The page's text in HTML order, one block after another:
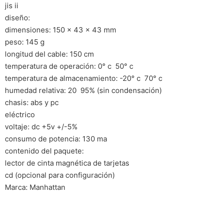
jis ii
diseño:
dimensiones: 150 x 43 x 43 mm
peso: 145 g
longitud del cable: 150 cm
temperatura de operación: 0° c  50° c
temperatura de almacenamiento: -20° c  70° c
humedad relativa: 20  95% (sin condensación)
chasis: abs y pc
eléctrico
voltaje: dc +5v +/-5%
consumo de potencia: 130 ma
contenido del paquete:
lector de cinta magnética de tarjetas
cd (opcional para configuración)
Marca: Manhattan